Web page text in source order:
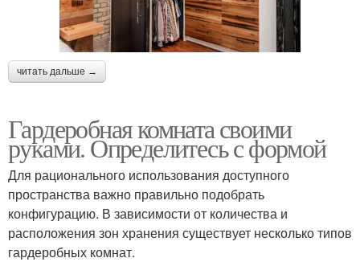
читать дальше →
Гардеробная комната своими
руками. Определитесь с формой
Для рационального использования доступного
пространства важно правильно подобрать
конфигурацию. В зависимости от количества и
расположения зон хранения существует несколько типов
гардеробных комнат.